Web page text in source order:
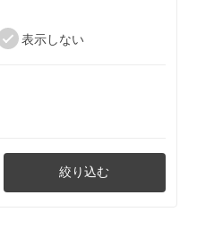
表示しない
絞り込む